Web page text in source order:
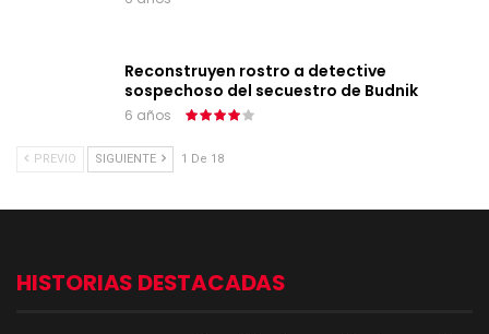
Reconstruyen rostro a detective
sospechoso del secuestro de Budnik
6 años
PREVIO SIGUIENTE 1 De 18
HISTORIAS DESTACADAS